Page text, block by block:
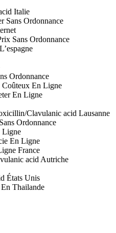
Italie
Sans Ordonnance
Sans Ordonnance
Ordonnance
En Ligne
En Ligne
Clavulanic acid Lausanne
Ordonnance
Ligne
En Ligne
France
acid Autriche
États Unis
Thailande